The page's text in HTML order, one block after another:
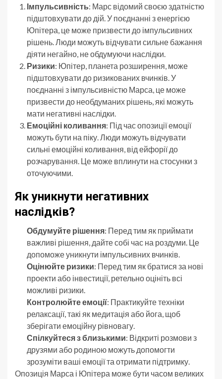
Імпульсивність: Марс відомий своєю здатністю
підштовхувати до дій. У поєднанні з енергією
Юпітера, це може призвести до імпульсивних
рішень. Люди можуть відчувати сильне бажання
діяти негайно, не обдумуючи наслідки.
Ризики: Юпітер, планета розширення, може
підштовхувати до ризикованих вчинків. У
поєднанні з імпульсивністю Марса, це може
призвести до необдуманих рішень, які можуть
мати негативні наслідки.
Емоційні коливання: Під час опозиції емоції
можуть бути на піку. Люди можуть відчувати
сильні емоційні коливання, від ейфорії до
розчарування. Це може вплинути на стосунки з
оточуючими.
Як уникнути негативних
наслідків?
Обдумуйте рішення: Перед тим як приймати
важливі рішення, дайте собі час на роздуми. Це
допоможе уникнути імпульсивних вчинків.
Оцінюйте ризики: Перед тим як братися за нові
проекти або інвестиції, ретельно оцініть всі
можливі ризики.
Контролюйте емоції: Практикуйте техніки
релаксації, такі як медитація або йога, щоб
зберігати емоційну рівновагу.
Спілкуйтеся з близькими: Відкриті розмови з
друзями або родиною можуть допомогти
зрозуміти ваші емоції та отримати підтримку.
Опозиція Марса і Юпітера може бути часом великих